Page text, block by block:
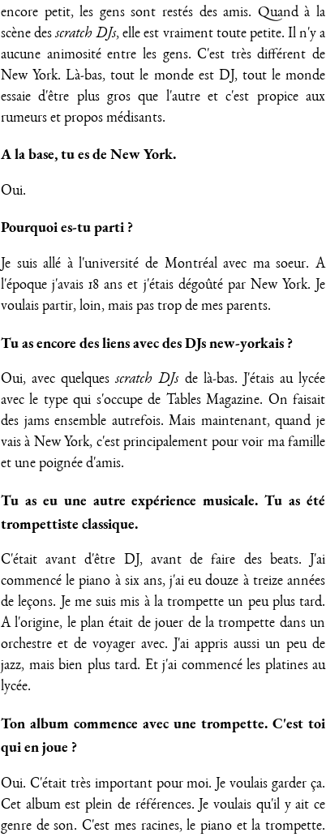
encore petit, les gens sont restés des amis. Quand à la
scène desscratch DJs, elle est vraiment toute petite. Il n'y a
aucune animosité entre les gens. C'est très différent de
New York. Là-bas, tout le monde est DJ, tout le monde
essaie d'être plus gros que l'autre et c'est propice aux
rumeurs et propos médisants.
A la base, tu es de New York.
Oui.
Pourquoi es-tu parti ?
Je suis allé à l'université de Montréal avec ma soeur. A
l'époque j'avais 18 ans et j'étais dégoûté par New York. Je
voulais partir, loin, mais pas trop de mes parents.
Tu as encore des liens avec des DJs new-yorkais ?
Oui, avec quelquesscratch DJsde là-bas. J'étais au lycée
avec le type qui s'occupe de Tables Magazine. On faisait
des jams ensemble autrefois. Mais maintenant, quand je
vais à New York, c'est principalement pour voir ma famille
et une poignée d'amis.
Tu as eu une autre expérience musicale. Tu as été
trompettiste classique.
C'était avant d'être DJ, avant de faire des beats. J'ai
commencé le piano à six ans, j'ai eu douze à treize années
de leçons. Je me suis mis à la trompette un peu plus tard.
A l'origine, le plan était de jouer de la trompette dans un
orchestre et de voyager avec. J'ai appris aussi un peu de
jazz, mais bien plus tard. Et j'ai commencé les platines au
lycée.
Ton album commence avec une trompette. C'est toi
qui en joue ?
Oui. C'était très important pour moi. Je voulais garder ça.
Cet album est plein de références. Je voulais qu'il y ait ce
genre de son. C'est mes racines, le piano et la trompette.